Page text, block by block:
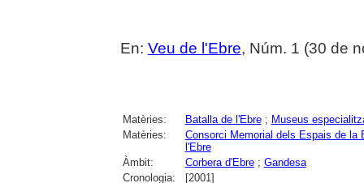
En: Veu de l'Ebre, Núm. 1 (30 de
Matèries: Batalla de l'Ebre; Museus
Matèries:
Consorci Memorial dels Espais de la
l'Ebre
Àmbit:
Corbera d'Ebre; Gandesa
Cronologia:
[2001]